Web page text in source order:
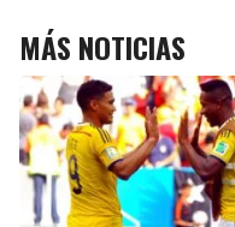
MÁS NOTICIAS